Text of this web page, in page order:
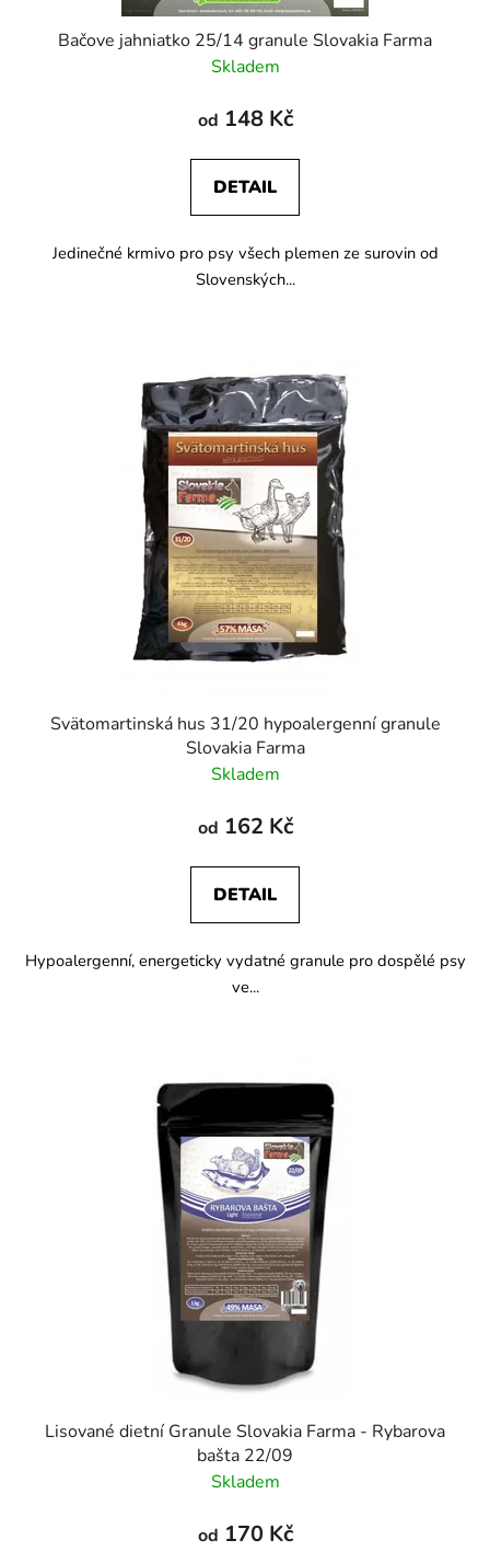
Bačove jahniatko 25/14 granule Slovakia Farma
Skladem
od 148 Kč
DETAIL
Jedinečné krmivo pro psy všech plemen ze surovin od
Slovenských...
Svätomartinská hus 31/20 hypoalergenní granule
Slovakia Farma
Skladem
od 162 Kč
DETAIL
Hypoalergenní, energeticky vydatné granule pro dospělé psy
ve...
Lisované dietní Granule Slovakia Farma - Rybarova
bašta 22/09
Skladem
od 170 Kč